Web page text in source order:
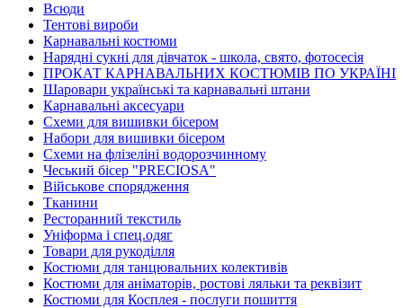
Всюди
Тентові вироби
Карнавальні костюми
Нарядні сукні для дівчаток - школа, свято, фотосесія
ПРОКАТ КАРНАВАЛЬНИХ КОСТЮМІВ ПО УКРАЇНІ
Шаровари українські та карнавальні штани
Карнавальні аксесуари
Схеми для вишивки бісером
Набори для вишивки бісером
Схеми на флізеліні водорозчинному
Чеський бісер "PRECIOSA"
Військове спорядження
Тканини
Ресторанний текстиль
Уніформа і спец.одяг
Товари для рукоділля
Костюми для танцювальних колективів
Костюми для аніматорів, ростові ляльки та реквізит
Костюми для Косплея - послуги пошиття